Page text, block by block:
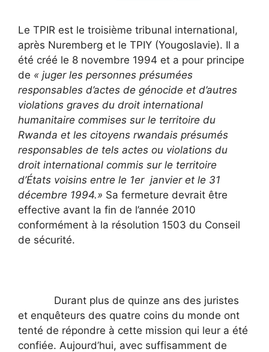
Le TPIR est le troisième tribunal international,
après Nuremberg et le TPIY (Yougoslavie). Il a
été créé le 8 novembre 1994 et a pour principe
de « juger les personnes présumées
responsables d’actes de génocide et d’autres
violations graves du droit international
humanitaire commises sur le territoire du
Rwanda et les citoyens rwandais présumés
responsables de tels actes ou violations du
droit international commis sur le territoire
d’États voisins entre le 1er janvier et le 31
décembre 1994.» Sa fermeture devrait être
effective avant la fin de l’année 2010
conformément à la résolution 1503 du Conseil
de sécurité.
Durant plus de quinze ans des juristes
et enquêteurs des quatre coins du monde ont
tenté de répondre à cette mission qui leur a été
confiée. Aujourd’hui, avec suffisamment de